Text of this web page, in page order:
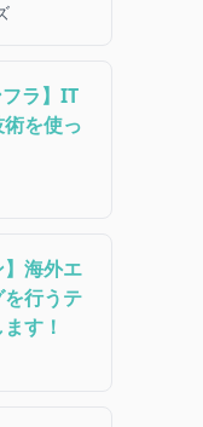
ラ】IT
を使っ
】海外エ
行うテ
す！